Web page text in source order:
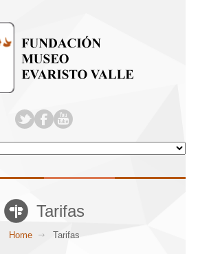
Tarifas
Home Tarifas